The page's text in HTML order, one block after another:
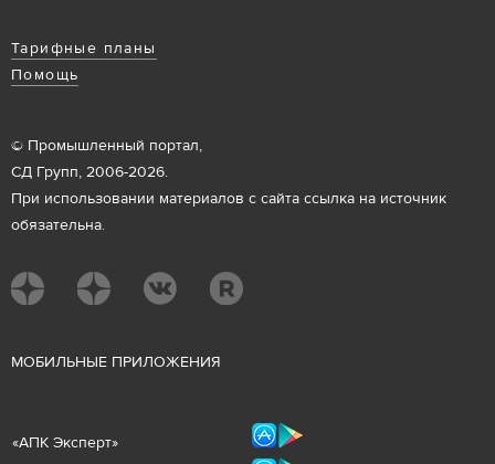
Тарифные планы
Помощь
© Промышленный портал,
СД Групп, 2006-2026.
При использовании материалов с сайта ссылка на источник
обязательна.
МОБИЛЬНЫЕ ПРИЛОЖЕНИЯ
«АПК Эксперт»